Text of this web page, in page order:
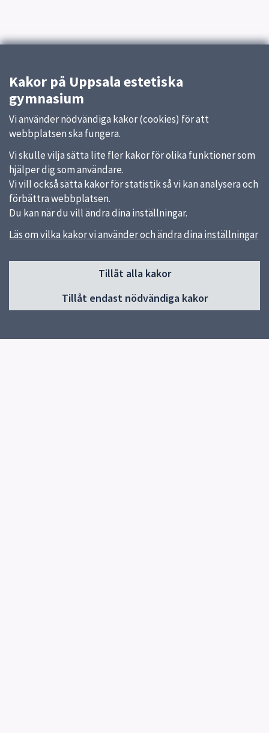
Kakor på Uppsala estetiska
gymnasium
Vi använder nödvändiga kakor (cookies) för att
webbplatsen ska fungera.
Vi skulle vilja sätta lite fler kakor för olika funktioner som
hjälper dig som användare.
Vi vill också sätta kakor för statistik så vi kan analysera och
förbättra webbplatsen.
Du kan när du vill ändra dina inställningar.
Läs om vilka kakor vi använder och ändra dina inställningar
Tillåt alla kakor
Tillåt endast nödvändiga kakor